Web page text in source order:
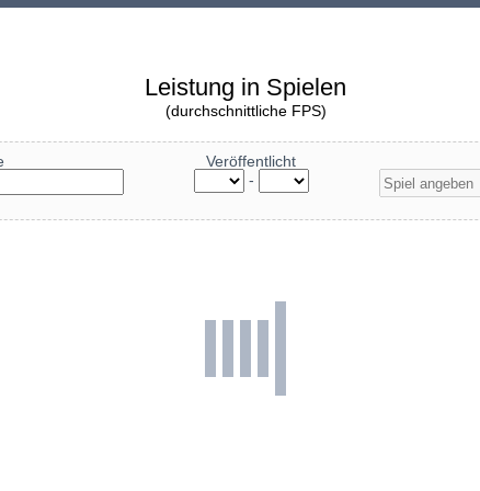
Leistung in Spielen
(durchschnittliche FPS)
Veröffentlicht
-